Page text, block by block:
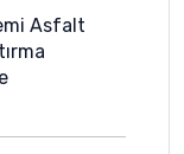
Asfalt